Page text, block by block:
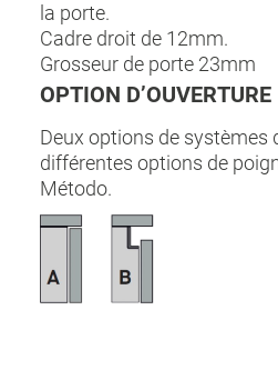
la porte.
Cadre droit de 12mm.
Grosseur de porte 23mm
OPTION D’OUVERTURE
Deux options de systèmes
différentes options de
Método.